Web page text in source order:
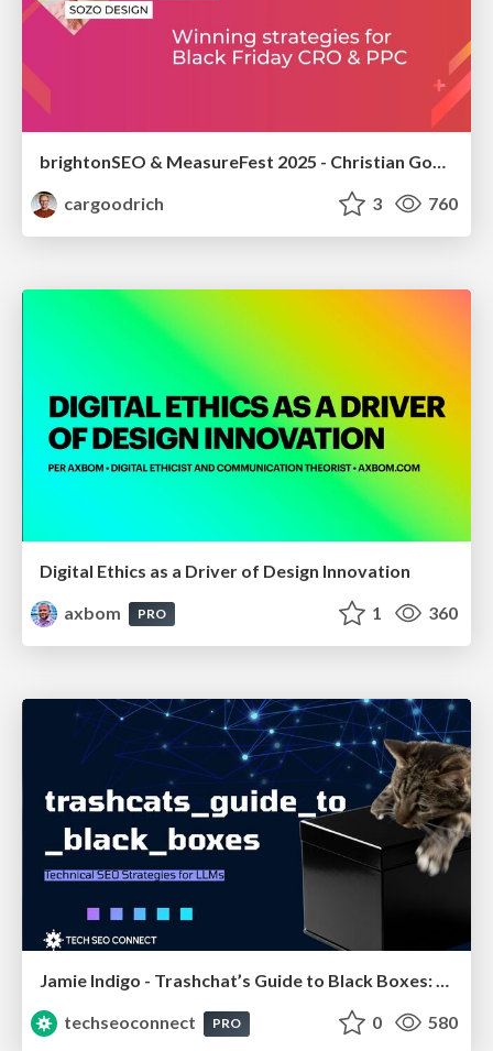
cargoodrich
3 760
Digital Ethics as a Driver of Design Innovation
axbom
PRO 1 360
Jamie Indigo - Trashchat’s Guide to Black Boxes: Technical SEO Tactics for LLMs
techseoconnect
PRO 0 580